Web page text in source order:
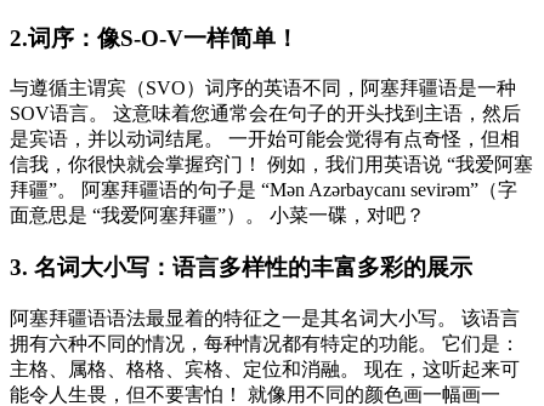
2.词序：像S-O-V一样简单！
与遵循主谓宾（SVO）词序的英语不同，阿塞拜疆语是一种
SOV语言。 这意味着您通常会在句子的开头找到主语，然后
是宾语，并以动词结尾。 一开始可能会觉得有点奇怪，但相
信我，你很快就会掌握窍门！ 例如，我们用英语说 “我爱阿塞
拜疆”。 阿塞拜疆语的句子是 “Mən Azərbaycanı sevirəm”（字
面意思是 “我爱阿塞拜疆”）。 小菜一碟，对吧？
3. 名词大小写：语言多样性的丰富多彩的展示
阿塞拜疆语语法最显着的特征之一是其名词大小写。 该语言
拥有六种不同的情况，每种情况都有特定的功能。 它们是：
主格、属格、格格、宾格、定位和消融。 现在，这听起来可
能令人生畏，但不要害怕！ 就像用不同的颜色画一幅画一